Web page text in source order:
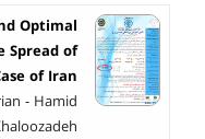
Optimal
Spread of
of Iran
- Hamid